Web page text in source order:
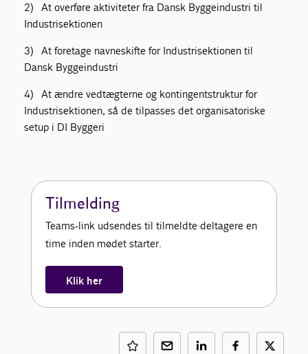
2) At overføre aktiviteter fra Dansk Byggeindustri til
Industrisektionen
3) At foretage navneskifte for Industrisektionen til
Dansk Byggeindustri
4) At ændre vedtægterne og kontingentstruktur for
Industrisektionen, så de tilpasses det organisatoriske
setup i DI Byggeri
Tilmelding
Teams-link udsendes til tilmeldte deltagere en
time inden mødet starter.
Klik her